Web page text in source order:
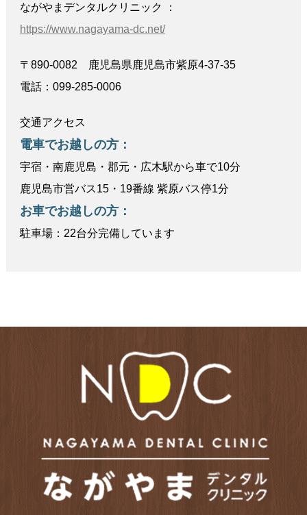
ながやまデンタルクリニック ：
https://www.nagayama-dc.net/
〒890-0082 鹿児島県鹿児島市紫原4-37-35
電話：099-285-0006
交通アクセス
電車でお越しの方：
宇宿・南鹿児島・郡元・広木駅から車で10分
鹿児島市営バス15・19番線 紫原バス停1分
お車でお越しの方：
駐車場：22台分完備しています